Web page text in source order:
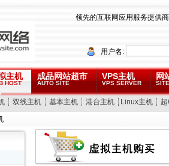
领先的互联网应用服务提供商
用户名:
主机
HOST
成品网站超市
AUTO SITE
VPS主机
VPS SERVER
网
双线主机 基本主机 港台主机 Linux主机